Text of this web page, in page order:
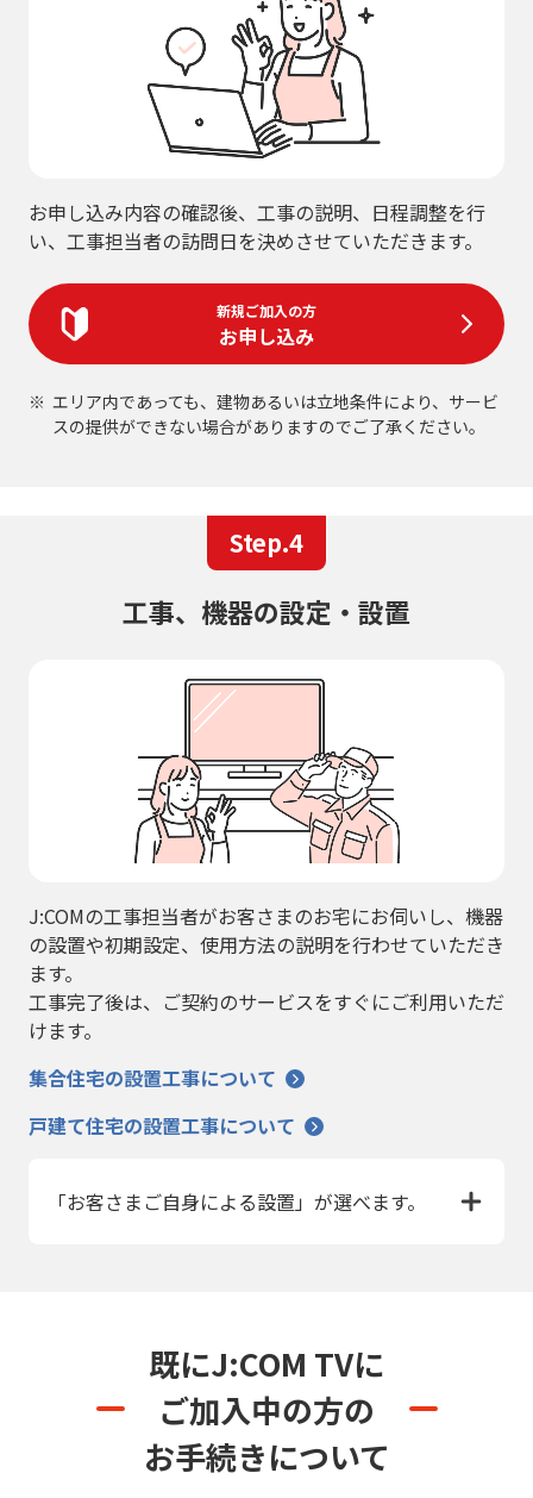
お申し込み内容の確認後、工事の説明、日程調整を行
い、工事担当者の訪問日を決めさせていただきます。
新規ご加入の方
お申し込み
エリア内であっても、建物あるいは立地条件により、サービ
スの提供ができない場合がありますのでご了承ください。
Step.4
工事、機器の設定・設置
J:COMの工事担当者がお客さまのお宅にお伺いし、機器
の設置や初期設定、使用方法の説明を行わせていただき
ます。
工事完了後は、ご契約のサービスをすぐにご利用いただ
けます。
集合住宅の設置工事について
戸建て住宅の設置工事について
「お客さまご自身による設置」が選べます。
既にJ:COM TVに
ご加入中の方の
お手続きについて